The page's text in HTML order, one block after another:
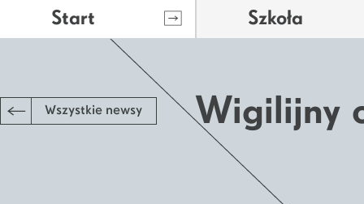
Start Szkoła
Wigilijny
Wszystkie newsy